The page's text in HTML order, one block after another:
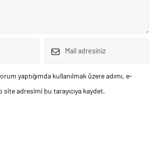
yaptığımda kullanılmak üzere adımı, e-
adresimi bu tarayıcıya kaydet.